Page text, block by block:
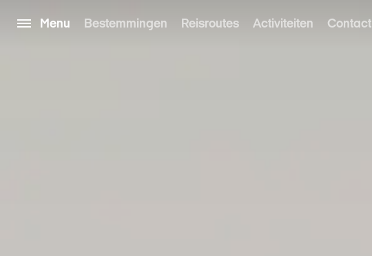
Menu Bestemmingen Reisroutes Activiteiten Contact